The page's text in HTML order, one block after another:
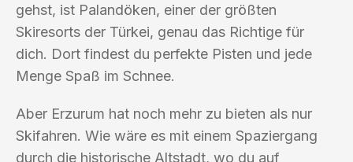
gehst, ist Palandöken, einer der größten
Skiresorts der Türkei, genau das Richtige für
dich. Dort findest du perfekte Pisten und jede
Menge Spaß im Schnee.
Aber Erzurum hat noch mehr zu bieten als nur
Skifahren. Wie wäre es mit einem Spaziergang
durch die historische Altstadt, wo du auf